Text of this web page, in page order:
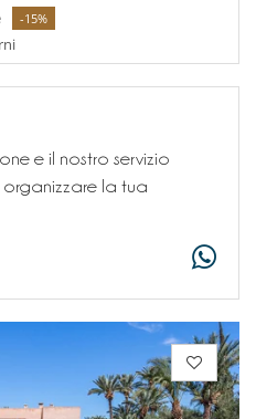
-15%
e il nostro servizio
la tua